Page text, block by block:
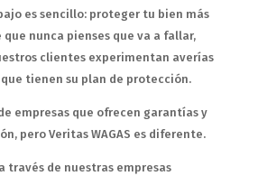
es sencillo: proteger tu bien más
nunca pienses que va a fallar,
clientes experimentan averías
tienen su plan de protección.
empresas que ofrecen garantías y
pero Veritas WAGAS es diferente.
a través de nuestras empresas